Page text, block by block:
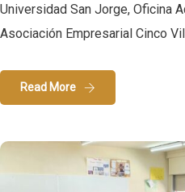
Universidad San Jorge, Oficina
Asociación Empresarial Cinco
Read More